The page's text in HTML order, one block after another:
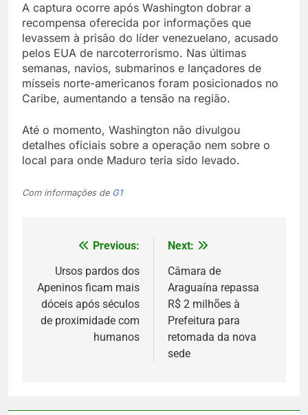
A captura ocorre após Washington dobrar a
recompensa oferecida por informações que
levassem à prisão do líder venezuelano, acusado
pelos EUA de narcoterrorismo. Nas últimas
semanas, navios, submarinos e lançadores de
mísseis norte-americanos foram posicionados no
Caribe, aumentando a tensão na região.
Até o momento, Washington não divulgou
detalhes oficiais sobre a operação nem sobre o
local para onde Maduro teria sido levado.
Com informações de G1
Navegação
Post
Previous:
Ursos pardos dos
Apeninos ficam mais
dóceis após séculos
de proximidade com
humanos
Next:
Câmara de
Araguaína repassa
R$ 2 milhões à
Prefeitura para
retomada da nova
sede